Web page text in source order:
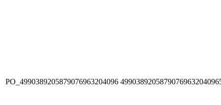
PO_4990389205879076963204096